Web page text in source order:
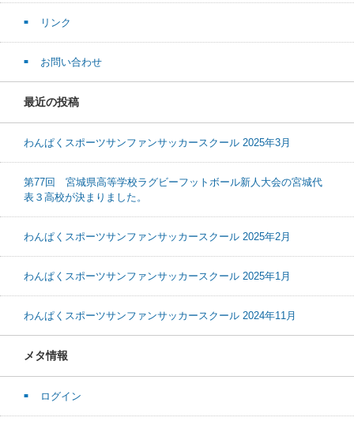
リンク
お問い合わせ
最近の投稿
わんぱくスポーツサンファンサッカースクール 2025年3月
第77回 宮城県高等学校ラグビーフットボール新人大会の宮城代
表３高校が決まりました。
わんぱくスポーツサンファンサッカースクール 2025年2月
わんぱくスポーツサンファンサッカースクール 2025年1月
わんぱくスポーツサンファンサッカースクール 2024年11月
メタ情報
ログイン